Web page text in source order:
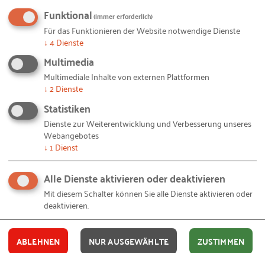
Presse Wettbewerb 2023
18.04.2023
PRESSEMITTEILUNG
Update zum Wettbewerb „Auf IT gebaut –
Bauberufe mit Zukunft“ 2023! Anmeldefrist
verlängert bis zum 28. November 2022 / neue
Funktional(immer erforderlich)
Für das Funktionieren der Website notwendige Dienste
↓ 4Dienste
Multimedia
Multimediale Inhalte von externen Plattformen
↓ 2Dienste
Statistiken
Dienste zur Weiterentwicklung und Verbesserung unseres
Webangebotes
↓ 1 Dienst
Alle Dienste aktivieren oder deaktivieren
Mit diesem Schalter können Sie alle Dienste aktivieren oder
deaktivieren.
ABLEHNEN NUR AUSGEWÄHLTE ZUSTIMMEN